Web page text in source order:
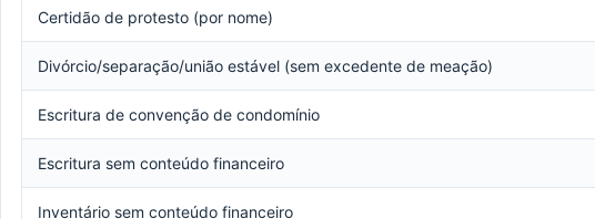
Certidão de protesto (por nome)
Divórcio/separação/união estável (sem excedente de meação)
Escritura de convenção de condomínio
Escritura sem conteúdo financeiro
Inventário sem conteúdo financeiro